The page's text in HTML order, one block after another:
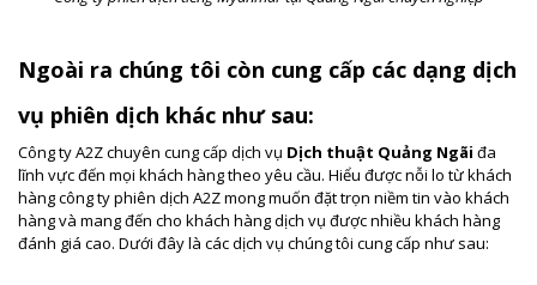
Ngoài ra chúng tôi còn cung cấp các dạng dịch
vụ phiên dịch khác như sau:
Công ty A2Z chuyên cung cấp dịch vụ Dịch thuật Quảng Ngãi đa
lĩnh vực đến mọi khách hàng theo yêu cầu. Hiểu được nỗi lo từ khách
hàng công ty phiên dịch A2Z mong muốn đặt trọn niềm tin vào khách
hàng và mang đến cho khách hàng dịch vụ được nhiều khách hàng
đánh giá cao. Dưới đây là các dịch vụ chúng tôi cung cấp như sau: